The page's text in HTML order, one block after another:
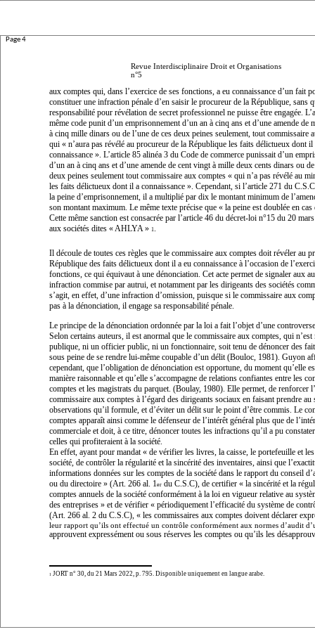
Page 4
Revue Interdisciplinaire Droit et Organisations
n°5
aux comptes qui, dans l’exercice de ses fonctions, a eu connaissance d’un fait
constituer une infraction pénale d’en saisir le procureur de la République, sans
responsabilité pour révélation de secret professionnel ne puisse être engagée.
même code punit d’un emprisonnement d’un an à cinq ans et d’une amende de
à cinq mille dinars ou de l’une de ces deux peines seulement, tout commissaire
qui « n’aura pas révélé au procureur de la République les faits délictueux dont il
connaissance ». L’article 85 alinéa 3 du Code de commerce punissait d’un
d’un an à cinq ans et d’une amende de cent vingt à mille deux cents dinars ou
deux peines seulement tout commissaire aux comptes « qui n’a pas révélé au
les faits délictueux dont il a connaissance ». Cependant, si l’article 271 du
la peine d’emprisonnement, il a multiplié par dix le montant minimum de
son montant maximum. Le même texte précise que « la peine est doublée en
Cette même sanction est consacrée par l’article 46 du décret-loi n°15 du 20
aux sociétés dites « AHLYA » 1.
Il découle de toutes ces règles que le commissaire aux comptes doit révéler au
République des faits délictueux dont il a eu connaissance à l’occasion de
fonctions, ce qui équivaut à une dénonciation. Cet acte permet de signaler aux
infraction commise par autrui, et notamment par les dirigeants des sociétés
s’agit, en effet, d’une infraction d’omission, puisque si le commissaire aux
pas à la dénonciation, il engage sa responsabilité pénale.
Le principe de la dénonciation ordonnée par la loi a fait l’objet d’une
Selon certains auteurs, il est anormal que le commissaire aux comptes, qui
publique, ni un officier public, ni un fonctionnaire, soit tenu de dénoncer des
sous peine de se rendre lui-même coupable d’un délit (Bouloc, 1981). Guyon
cependant, que l’obligation de dénonciation est opportune, du moment qu’elle
manière raisonnable et qu’elle s’accompagne de relations confiantes entre les
comptes et les magistrats du parquet. (Boulay, 1980). Elle permet, de renforcer
commissaire aux comptes à l’égard des dirigeants sociaux en faisant prendre au
observations qu’il formule, et d’éviter un délit sur le point d’être commis. Le
comptes apparaît ainsi comme le défenseur de l’intérêt général plus que de
commerciale et doit, à ce titre, dénoncer toutes les infractions qu’il a pu
celles qui profiteraient à la société.
En effet, ayant pour mandat « de vérifier les livres, la caisse, le portefeuille et
société, de contrôler la régularité et la sincérité des inventaires, ainsi que
informations données sur les comptes de la société dans le rapport du conseil
ou du directoire » (Art. 266 al. 1er du C.S.C), de certifier « la sincérité et la
comptes annuels de la société conformément à la loi en vigueur relative au
des entreprises » et de vérifier « périodiquement l’efficacité du système de
(Art. 266 al. 2 du C.S.C), « les commissaires aux comptes doivent déclarer
leur rapport qu’ils ont effectué un contrôle conformément aux normes d’audit
approuvent expressément ou sous réserves les comptes ou qu’ils les
1 JORT n° 30, du 21 Mars 2022, p. 795. Disponible uniquement en langue arabe.